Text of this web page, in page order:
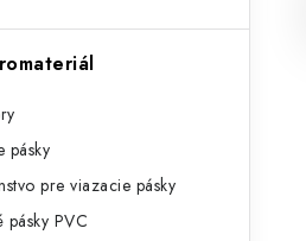
pásky
pre viazacie pásky
pásky PVC